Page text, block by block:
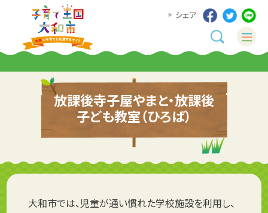
シェア
放課後寺子屋やまと・放課後
子ども教室（ひろば）
大和市では、児童が通い慣れた学校施設を利用し、